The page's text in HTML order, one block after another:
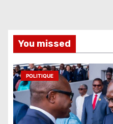
You missed
POLITIQUE